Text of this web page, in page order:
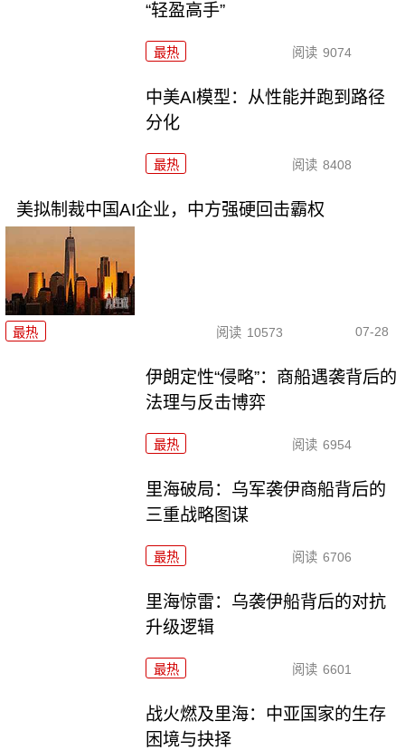
“轻盈高手”
最热 阅读 9074
中美AI模型：从性能并跑到路径
分化
最热 阅读 8408
美拟制裁中国AI企业，中方强硬回击霸权
最热 阅读 10573 07-28
伊朗定性“侵略”：商船遇袭背后的
法理与反击博弈
最热 阅读 6954
里海破局：乌军袭伊商船背后的
三重战略图谋
最热 阅读 6706
里海惊雷：乌袭伊船背后的对抗
升级逻辑
最热 阅读 6601
战火燃及里海：中亚国家的生存
困境与抉择